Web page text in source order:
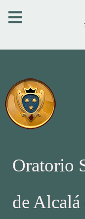
Oratorio
de Alcalá